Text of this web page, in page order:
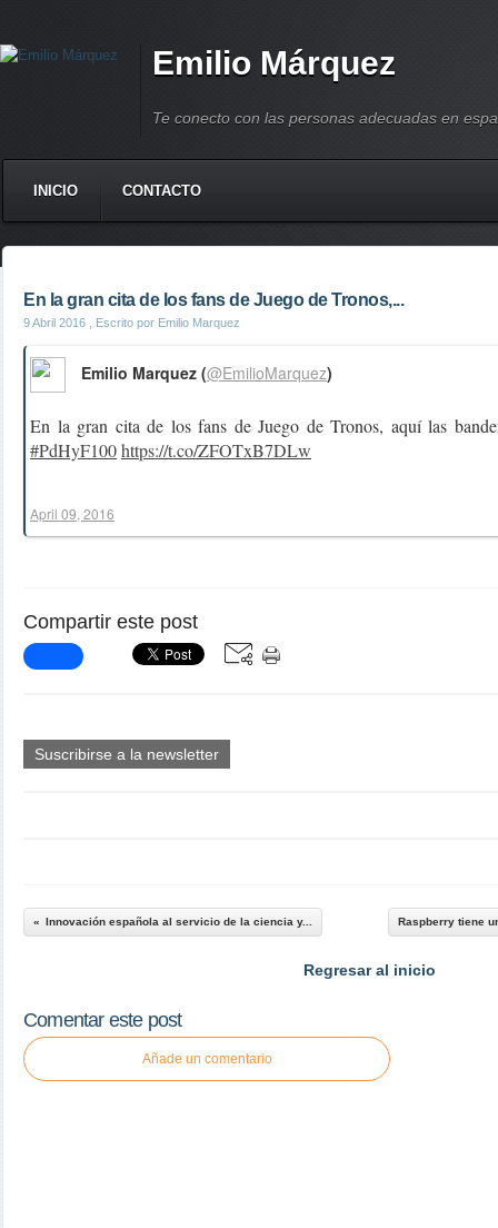
Emilio Márquez
Te conecto con las personas adecuadas en
INICIO CONTACTO
En la gran cita de los fans de Juego de Tronos,...
9 Abril 2016 , Escrito por Emilio Marquez
En la gran cita de los fans de Juego de Tronos, aquí las
#PdHyF100https://t.co/ZFOTxB7DLw
Emilio Marquez (@EmilioMarquez)
April 09, 2016
Compartir este post
Suscribirse a la newsletter
Innovación española al servicio de la ciencia y... Raspberry tiene
Regresar al inicio
Comentar este post
Añade un comentario